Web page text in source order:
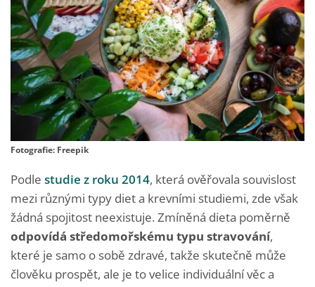
Fotografie: Freepik
Podle studie z roku 2014, která ověřovala souvislost
mezi různými typy diet a krevními studiemi, zde však
žádná spojitost neexistuje. Zmíněná dieta poměrně
odpovídá středomořskému typu stravování,
které je samo o sobě zdravé, takže skutečně může
člověku prospět, ale je to velice individuální věc a